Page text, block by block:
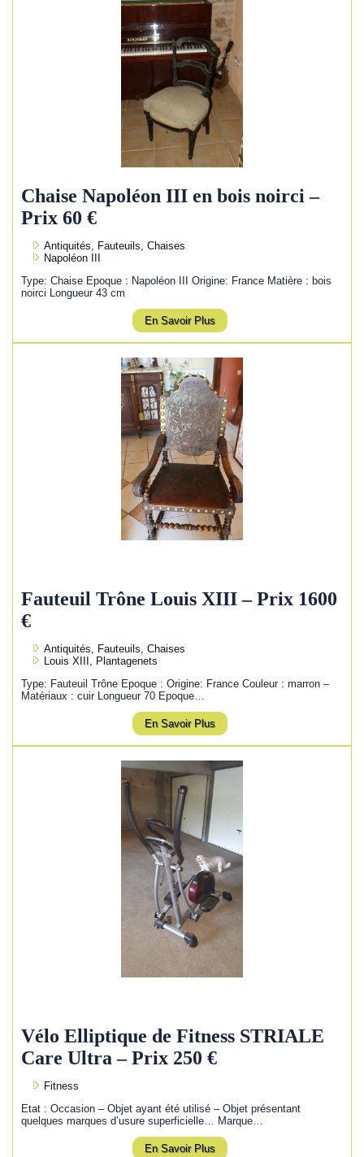
Chaise Napoléon III en bois noirci –
Prix 60 €
Antiquités, Fauteuils, Chaises
Napoléon III
Type: Chaise Epoque : Napoléon III Origine: France Matière : bois
noirci Longueur 43 cm
En Savoir Plus
Fauteuil Trône Louis XIII – Prix 1600
€
Antiquités, Fauteuils, Chaises
Louis XIII, Plantagenets
Type: Fauteuil Trône Epoque : Origine: France Couleur : marron –
Matériaux : cuir Longueur 70 Epoque…
En Savoir Plus
Vélo Elliptique de Fitness STRIALE
Care Ultra – Prix 250 €
Fitness
Etat : Occasion – Objet ayant été utilisé – Objet présentant
quelques marques d’usure superficielle… Marque…
En Savoir Plus